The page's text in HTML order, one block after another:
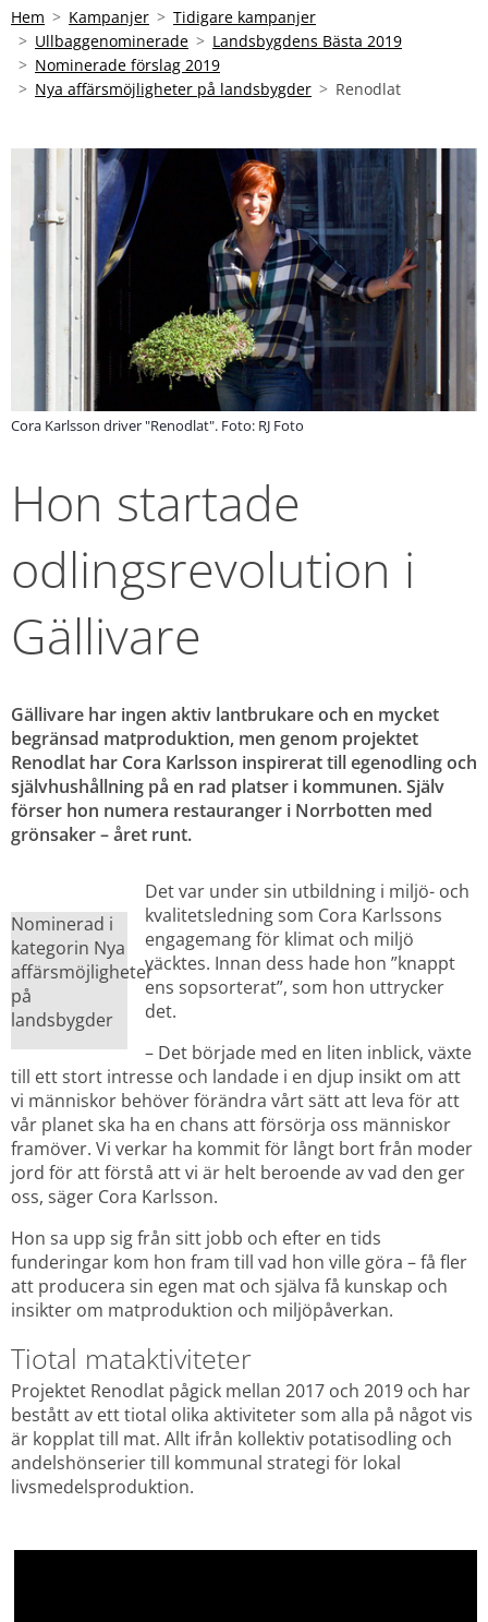
Hem Kampanjer
Tidigare kampanjer
Ullbaggenominerade
Landsbygdens Bästa 2019
Nominerade förslag 2019
Nya affärsmöjligheter på landsbygder
Renodlat
Cora Karlsson driver "Renodlat". Foto: RJ Foto
Hon startade
odlingsrevolution i
Gällivare
Gällivare har ingen aktiv lantbrukare och en mycket
begränsad matproduktion, men genom projektet
Renodlat har Cora Karlsson inspirerat till egenodling och
självhushållning på en rad platser i kommunen. Själv
förser hon numera restauranger i Norrbotten med
grönsaker – året runt.
Nominerad i
kategorin Nya
affärsmöjligheter
på
landsbygder
Det var under sin utbildning i miljö- och
kvalitetsledning som Cora Karlssons
engagemang för klimat och miljö
väcktes. Innan dess hade hon ”knappt
ens sopsorterat”, som hon uttrycker
det.
– Det började med en liten inblick, växte
till ett stort intresse och landade i en djup insikt om att
vi människor behöver förändra vårt sätt att leva för att
vår planet ska ha en chans att försörja oss människor
framöver. Vi verkar ha kommit för långt bort från moder
jord för att förstå att vi är helt beroende av vad den ger
oss, säger Cora Karlsson.
Hon sa upp sig från sitt jobb och efter en tids
funderingar kom hon fram till vad hon ville göra – få fler
att producera sin egen mat och själva få kunskap och
insikter om matproduktion och miljöpåverkan.
Tiotal mataktiviteter
Projektet Renodlat pågick mellan 2017 och 2019 och har
bestått av ett tiotal olika aktiviteter som alla på något vis
är kopplat till mat. Allt ifrån kollektiv potatisodling och
andelshönserier till kommunal strategi för lokal
livsmedelsproduktion.